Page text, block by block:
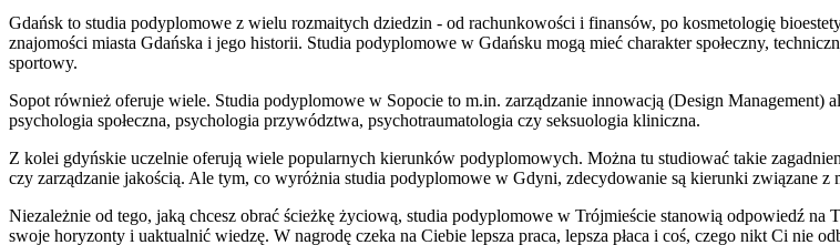
Gdańsk to studia podyplomowe z wielu rozmaitych dziedzin - od rachunkowości i finansów, po kosmetologię
znajomości miasta Gdańska i jego historii. Studia podyplomowe w Gdańsku mogą mieć charakter społeczny,
sportowy.
Sopot również oferuje wiele. Studia podyplomowe w Sopocie to m.in. zarządzanie innowacją (Design
psychologia społeczna, psychologia przywództwa, psychotraumatologia czy seksuologia kliniczna.
Z kolei gdyńskie uczelnie oferują wiele popularnych kierunków podyplomowych. Można tu studiować takie
czy zarządzanie jakością. Ale tym, co wyróżnia studia podyplomowe w Gdyni, zdecydowanie są kierunki związane z
Niezależnie od tego, jaką chcesz obrać ścieżkę życiową, studia podyplomowe w Trójmieście stanowią odpowiedź
swoje horyzonty i uaktualnić wiedzę. W nagrodę czeka na Ciebie lepsza praca, lepsza płaca i coś, czego nikt Ci nie